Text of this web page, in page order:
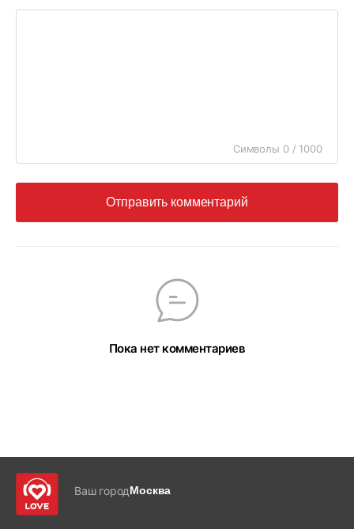
Символы 0 / 1000
Отправить комментарий
Пока нет комментариев
Ваш городМосква